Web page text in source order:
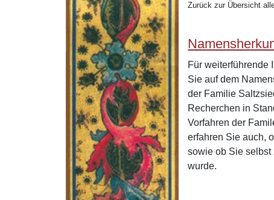
Zurück zur Übersicht
Für weiterführende
Sie auf dem
der Familie
Recherchen in
Vorfahren der
erfahren Sie auch,
sowie ob Sie
wurde.